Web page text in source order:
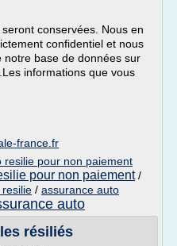
conservées. Nous en
confidentiel et nous
base de données sur
informations que vous
france.fr
resilie pour non paiement
pour non paiement/
/ assurance auto
auto
résiliés